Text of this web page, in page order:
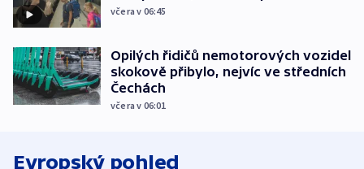
včera v 06:45
Opilých řidičů nemotorových vozidel
skokově přibylo, nejvíc ve středních
Čechách
včera v 06:01
Evropský pohled